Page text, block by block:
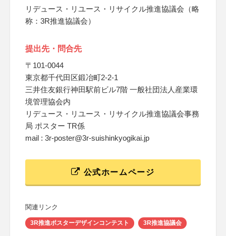
リデュース・リユース・リサイクル推進協議会（略
称：3R推進協議会）
提出先・問合先
〒101-0044
東京都千代田区鍛冶町2-2-1
三井住友銀行神田駅前ビル7階 一般社団法人産業環
境管理協会内
リデュース・リユース・リサイクル推進協議会事務
局 ポスター TR係
mail : 3r-poster@3r-suishinkyogikai.jp
公式ホームページ
関連リンク
3R推進ポスターデザインコンテスト 3R推進協議会